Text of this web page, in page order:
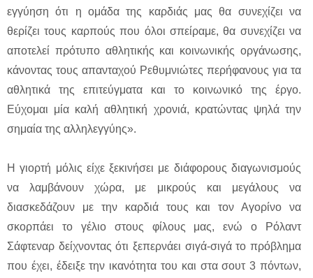
εγγύηση ότι η ομάδα της καρδιάς μας θα συνεχίζει να
θερίζει τους καρπούς που όλοι σπείραμε, θα συνεχίζει να
αποτελεί πρότυπο αθλητικής και κοινωνικής οργάνωσης,
κάνοντας τους απανταχού Ρεθυμνιώτες περήφανους για τα
αθλητικά της επιτεύγματα και το κοινωνικό της έργο.
Εύχομαι μία καλή αθλητική χρονιά, κρατώντας ψηλά την
σημαία της αλληλεγγύης».
Η γιορτή μόλις είχε ξεκινήσει με διάφορους διαγωνισμούς
να λαμβάνουν χώρα, με μικρούς και μεγάλους να
διασκεδάζουν με την καρδιά τους και τον Αγορίνο να
σκορπάει το γέλιο στους φίλους μας, ενώ ο Ρόλαντ
Σάφτεναρ δείχνοντας ότι ξεπερνάει σιγά-σιγά το πρόβλημα
που έχει, έδειξε την ικανότητα του και στα σουτ 3 πόντων,